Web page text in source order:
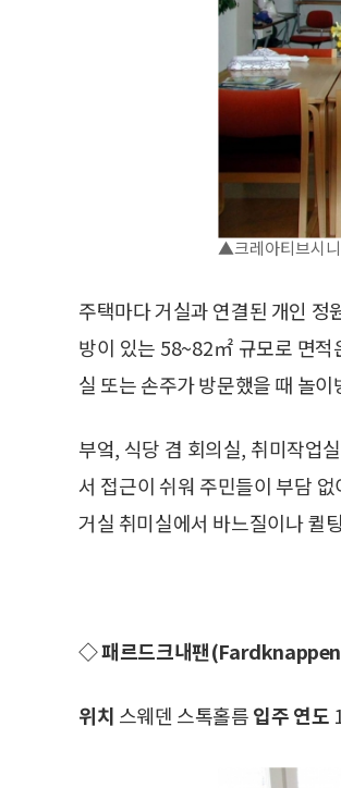
▲크레아티브시
주택마다 거실과 연결된 개인 정
방이 있는 58~82㎡ 규모로 면
실 또는 손주가 방문했을 때 놀
부엌, 식당 겸 회의실, 취미작업
서 접근이 쉬워 주민들이 부담
거실 취미실에서 바느질이나 퀼
◇ 패르드크내팬
위치 스웨덴 스톡홀름입주 연도